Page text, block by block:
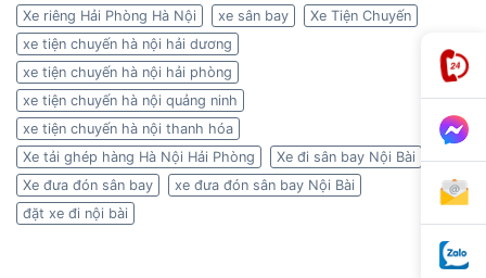
Xe riêng Hải Phòng Hà Nội
xe sân bay
Xe Tiện Chuyến
xe tiện chuyến hà nội hải dương
xe tiện chuyến hà nội hải phòng
xe tiện chuyến hà nội quảng ninh
xe tiện chuyến hà nội thanh hóa
Xe tải ghép hàng Hà Nội Hải Phòng
Xe đi sân bay Nội Bài
Xe đưa đón sân bay
xe đưa đón sân bay Nội Bài
đặt xe đi nội bài